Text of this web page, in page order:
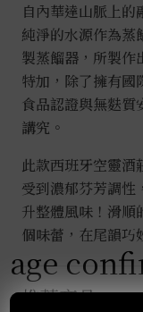
自內華達山脈上
純淨的水源作為蒸
製蒸餾器，所製作
特加，除了擁有國
食品認證與無麩質
講究。
此款西班牙空靈酒
受到濃郁芬芳調性
升整體風味！滑順
個味蕾，在尾韻巧
推薦商品
age